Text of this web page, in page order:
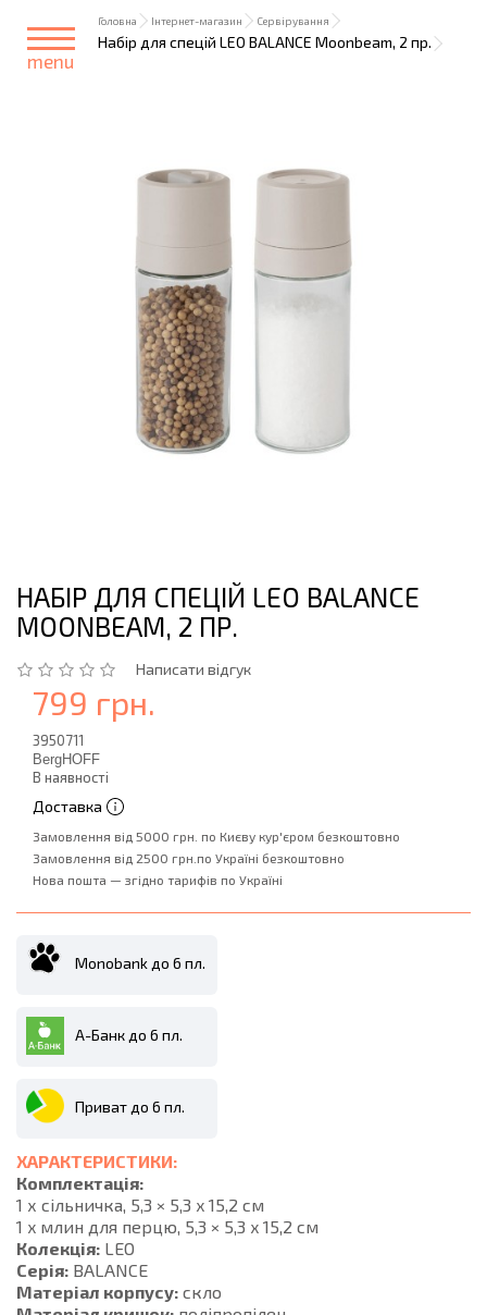
menu
Головна Інтернет-магазин Сервірування
Набiр для спецiй LEO BALANCE Moonbeam, 2 пр.
НАБIР ДЛЯ СПЕЦIЙ LEO BALANCE
MOONBEAM, 2 ПР.
Написати відгук
799 грн.
3950711
BergHOFF
В наявності
Доставка
Замовлення від 5000 грн. по Києву кур'єром безкоштовно
Замовлення від 2500 грн.по Україні безкоштовно
Нова пошта — згідно тарифів по Україні
Monobank до 6 пл.
А-Банк до 6 пл.
Приват до 6 пл.
ХАРАКТЕРИСТИКИ:
Комплектація:
1 х сільничка, 5,3 × 5,3 x 15,2 см
1 x млин для перцю, 5,3 × 5,3 x 15,2 см
Колекція: LEO
Серія: BALANCE
Матеріал корпусу: скло